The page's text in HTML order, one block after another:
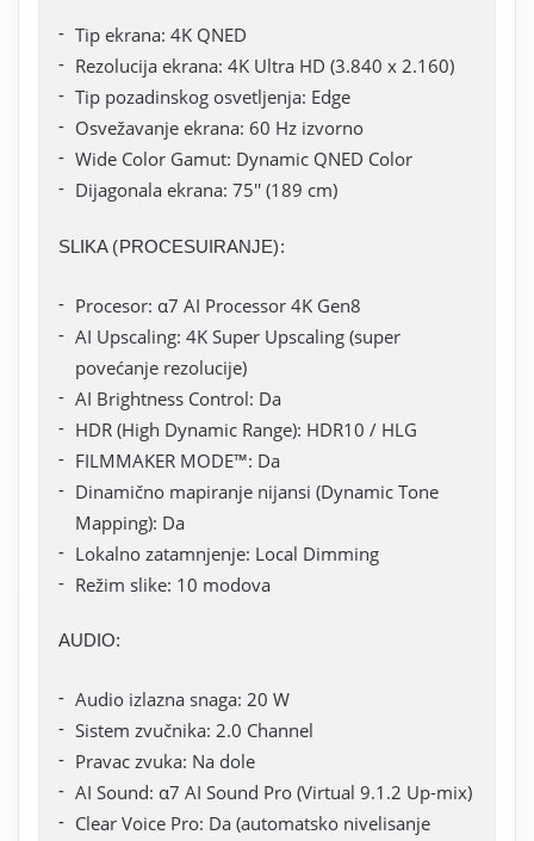
Tip ekrana: 4K QNED
Rezolucija ekrana: 4K Ultra HD (3.840 x 2.160)
Tip pozadinskog osvetljenja: Edge
Osvežavanje ekrana: 60 Hz izvorno
Wide Color Gamut: Dynamic QNED Color
Dijagonala ekrana: 75'' (189 cm)
SLIKA (PROCESUIRANJE):
Procesor: α7 AI Processor 4K Gen8
AI Upscaling: 4K Super Upscaling (super
povećanje rezolucije)
AI Brightness Control: Da
HDR (High Dynamic Range): HDR10 / HLG
FILMMAKER MODE™: Da
Dinamično mapiranje nijansi (Dynamic Tone
Mapping): Da
Lokalno zatamnjenje: Local Dimming
Režim slike: 10 modova
AUDIO:
Audio izlazna snaga: 20 W
Sistem zvučnika: 2.0 Channel
Pravac zvuka: Na dole
AI Sound: α7 AI Sound Pro (Virtual 9.1.2 Up-mix)
Clear Voice Pro: Da (automatsko nivelisanje